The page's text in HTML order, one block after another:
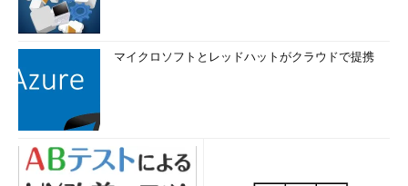
マイクロソフトとレッドハットがクラウドで提携